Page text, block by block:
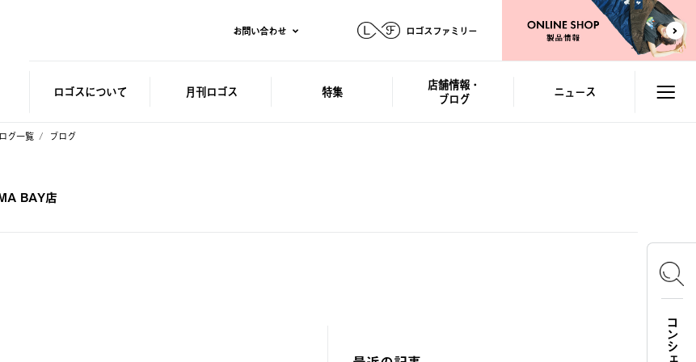
お問い合わせ ロゴスファミリー
ロゴスについて 月刊ロゴス 特集
店舗情報・
ブログ
ニュース
グ一覧 ブログ
BAY店